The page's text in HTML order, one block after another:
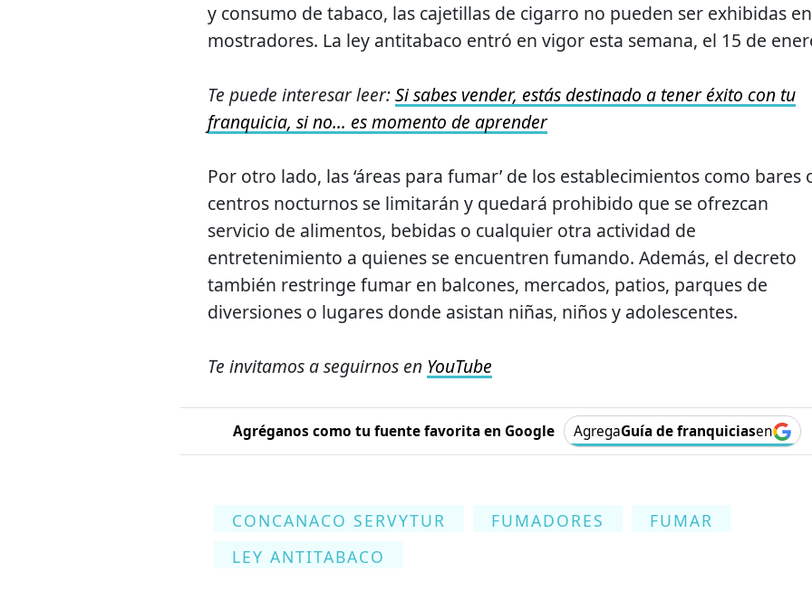
y consumo de tabaco, las cajetillas de cigarro no pueden ser exhibidas en
mostradores. La ley antitabaco entró en vigor esta semana, el 15 de
Te puede interesar leer:Si sabes vender, estás destinado a tener éxito con tu
franquicia, si no… es momento de aprender
Por otro lado, las ‘áreas para fumar’ de los establecimientos como bares
centros nocturnos se limitarán y quedará prohibido que se ofrezcan
servicio de alimentos, bebidas o cualquier otra actividad de
entretenimiento a quienes se encuentren fumando. Además, el decreto
también restringe fumar en balcones, mercados, patios, parques de
diversiones o lugares donde asistan niñas, niños y adolescentes.
Te invitamos a seguirnos en YouTube
Agréganos como tu fuente favorita en Google AgregaGuía de franquiciasen
CONCANACO SERVYTUR FUMADORES
FUMAR
LEY ANTITABACO